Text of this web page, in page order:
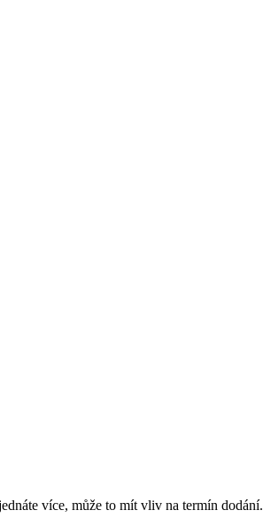
více, může to mít vliv na termín dodání.